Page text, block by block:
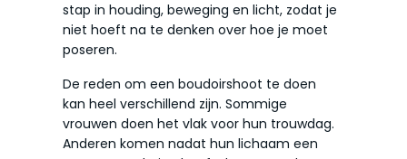
stap in houding, beweging en licht, zodat je
niet hoeft na te denken over hoe je moet
poseren.
De reden om een boudoirshoot te doen
kan heel verschillend zijn. Sommige
vrouwen doen het vlak voor hun trouwdag.
Anderen komen nadat hun lichaam een